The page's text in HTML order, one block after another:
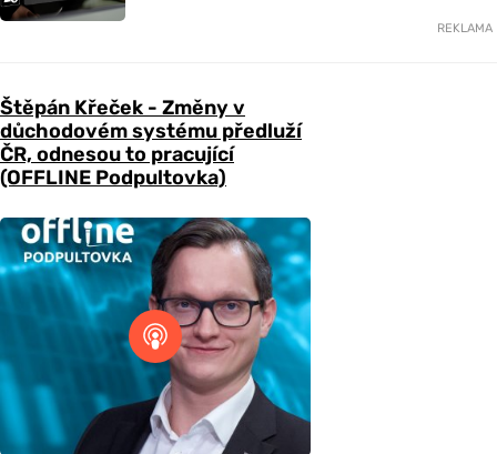
REKLAMA
Štěpán Křeček - Změny v
důchodovém systému předluží
ČR, odnesou to pracující
(OFFLINE Podpultovka)